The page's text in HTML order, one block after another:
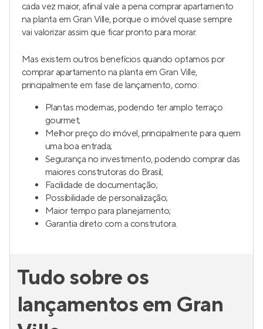
cada vez maior, afinal vale a pena comprar apartamento
na planta em Gran Ville, porque o imóvel quase sempre
vai valorizar assim que ficar pronto para morar.
Mas existem outros benefícios quando optamos por
comprar apartamento na planta em Gran Ville,
principalmente em fase de lançamento, como:
Plantas modernas, podendo ter amplo terraço
gourmet;
Melhor preço do imóvel, principalmente para quem
uma boa entrada;
Segurança no investimento, podendo comprar das
maiores construtoras do Brasil;
Facilidade de documentação;
Possibilidade de personalização;
Maior tempo para planejamento;
Garantia direto com a construtora.
Tudo sobre os
lançamentos em Gran